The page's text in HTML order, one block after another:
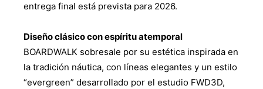
entrega final está prevista para 2026.
Diseño clásico con espíritu atemporal
BOARDWALK sobresale por su estética inspirada en
la tradición náutica, con líneas elegantes y un estilo
“evergreen” desarrollado por el estudio FWD3D,